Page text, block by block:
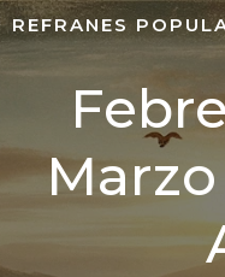
REFRANES